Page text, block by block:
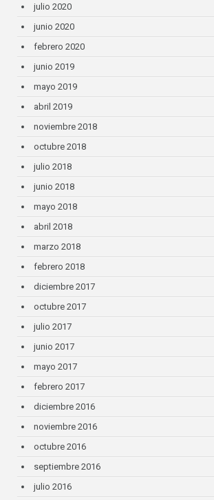
julio 2020
junio 2020
febrero 2020
junio 2019
mayo 2019
abril 2019
noviembre 2018
octubre 2018
julio 2018
junio 2018
mayo 2018
abril 2018
marzo 2018
febrero 2018
diciembre 2017
octubre 2017
julio 2017
junio 2017
mayo 2017
febrero 2017
diciembre 2016
noviembre 2016
octubre 2016
septiembre 2016
julio 2016